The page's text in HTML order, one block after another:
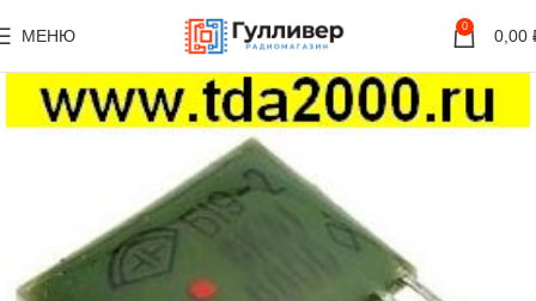
МЕНЮ 0 0,00